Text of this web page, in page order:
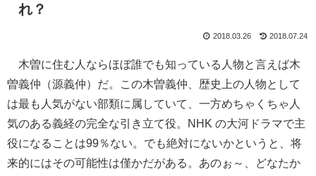
れ？
2018.03.26 2018.07.24
木曽に住む人ならほぼ誰でも知っている人物と言えば木
曽義仲（源義仲）だ。この木曽義仲、歴史上の人物として
は最も人気がない部類に属していて、一方めちゃくちゃ人
気のある義経の完全な引き立て役。NHK の大河ドラマで主
役になることは99％ない。でも絶対にないかというと、将
来的にはその可能性は僅かだがある。あのぉ～、どなたか